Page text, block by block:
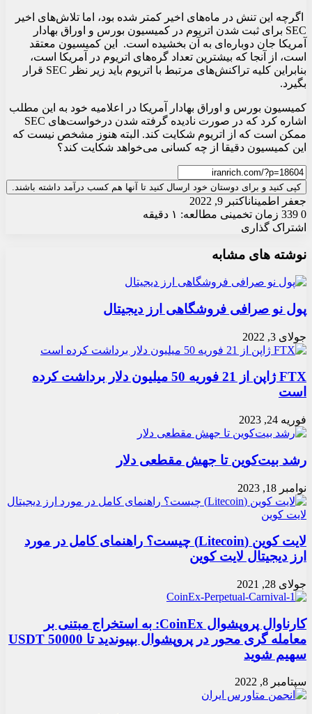
اگرچه این تنش در ماه‌های اخیر کمتر شده بود، اما تلاش‌های اخیر
SEC برای ثبت شدن اتریوم در کمیسیون بورس و اوراق بهادار
آمریکا جان دوباره‌ای به آن بخشیده است. این کمیسیون معتقد
است، از آنجا که بیشترین تعداد گره‌های اتریوم در آمریکا است،
بنابراین کلیه تراکنش‌های مرتبط با اتریوم باید زیر نظر SEC قرار
بگیرد.
کمیسیون بورس و اوراق بهادار آمریکا در اعلامیه خود به این مطلب
اشاره کرد که در صورت نادیده گرفته شدن درخواست‌های SEC
ممکن است که از اتریوم شکایت کند. البته هنوز مشخص نیست که
این کمیسیون دقیقا از چه کسانی می‌خواهد شکایت کند؟
کپی کنید و برای دوستان خود ارسال کنید تا آنها هم کسب درآمد داشته باشند.
جعفر اطمیناناکتبر 9, 2022
0
زمان تخمینی مطالعه: ۱ دقیقه
اشتراک گذاری
بوک
آپ
ایمیل
نوشته های مشابه
پول نو صرافی فروشگاهی ارز دیجیتال
جولای 3, 2022
FTX ژاپن از 21 فوریه 50 میلیون دلار برداشت کرده
است
فوریه 24, 2023
رشد بیت‌کوین تا جهش مقطعی دلار
نوامبر 18, 2023
لایت کوین (Litecoin) چیست؟ راهنمای کامل در مورد
ارز دیجیتال لایت کوین
جولای 28, 2021
کارناوال پروپشوال CoinEx: به استخراج مبتنی بر
معامله گری محور در پروپشوال بپیوندید تا 50000 USDT
سهیم شوید
سپتامبر 8, 2022